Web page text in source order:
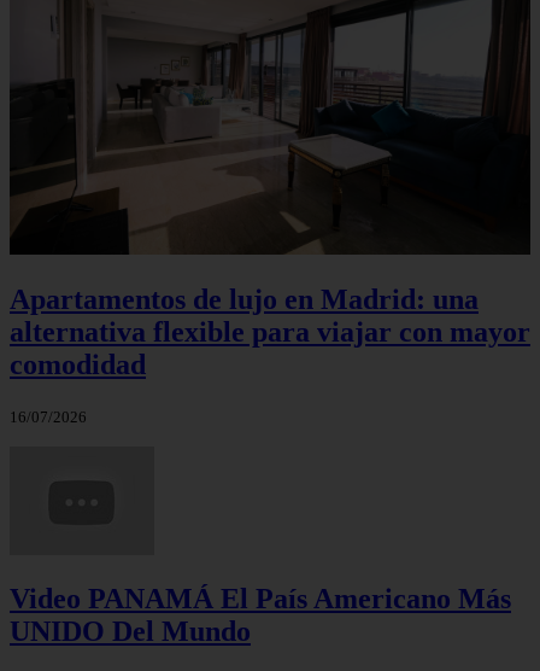
Apartamentos de lujo en Madrid: una
alternativa flexible para viajar con mayor
comodidad
16/07/2026
Video PANAMÁ El País Americano Más
UNIDO Del Mundo